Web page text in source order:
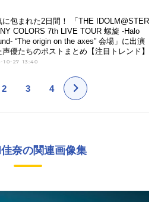
に包まれた2日間！ 「THE IDOLM@STER
COLORS 7th LIVE TOUR 螺旋 -Halo
“The origin on the axes” 会場」に出演
声優たちのポストまとめ【注目トレンド】
10-27 13:40
2 3 4
奈の関連画像集